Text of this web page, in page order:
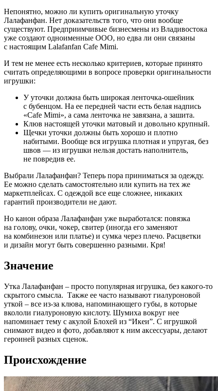
Непонятно, можно ли купить оригинальную уточку
Лалафанфан. Нет доказательств того, что они вообще
существуют. Предприимчивые бизнесмены из Владивостока
уже создают одноименные ООО, но едва ли они связаны
с настоящим Lalafanfan Cafe Mimi.
И тем не менее есть несколько критериев, которые принято
считать определяющими в вопросе проверки оригинальности
игрушки:
У уточки должна быть широкая ленточка-ошейник
с бубенцом. На ее передней части есть белая надпись
«Cafe Mimi», а сама ленточка не завязана, а зашита.
Клюв настоящей уточки матовый и довольно крупный.
Щечки уточки должны быть хорошо и плотно
набитыми. Вообще вся игрушка плотная и упругая, без
швов — из игрушки нельзя достать наполнитель,
не повредив ее.
Выбрали Лалафанфан? Теперь пора приниматься за одежду.
Ее можно сделать самостоятельно или купить на тех же
маркетплейсах. С одеждой все еще сложнее, никаких
гарантий производители не дают.
Но канон образа Лалафанфан уже выработался: повязка
на голову, очки, чокер, свитер (иногда его заменяют
на комбинезон или платье) и сумка через плечо. Расцветки
и дизайн могут быть совершенно разными. Кря!
Значение
Утка Лалафанфан – просто популярная игрушка, без какого-то
скрытого смысла. Также ее часто называют гиалуроновой
уткой – все из-за клюва, напоминающего губы, в которые
вкололи гиалуроновую кислоту. Шумиха вокруг нее
напоминает тему с акулой Блохей из “Икеи”. С игрушкой
снимают видео и фото, добавляют к ним аксессуары, делают
героиней разных сценок.
Происхождение